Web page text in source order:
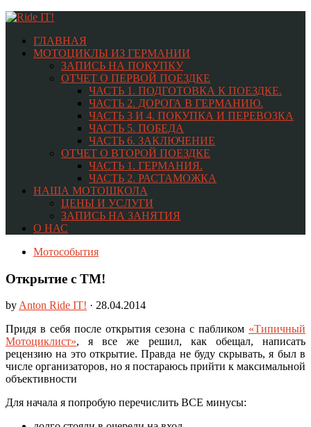
ГЛАВНАЯ
МОТОЦИКЛЫ ИЗ ГЕРМАНИИ
ЗАПИСЬ НА ПОКУПКУ
ОТЧЕТ О ПЕРВОЙ ПОЕЗДКЕ
ЧАСТЬ 1. ПОДГОТОВКА К ПОЕЗДКЕ.
ЧАСТЬ 2. ДОРОГА В ГЕРМАНИЮ.
ЧАСТЬ 3 И 4. ПОКУПКА И ПЕРЕВОЗКА
ЧАСТЬ 5. ПОБЕДА
ЧАСТЬ 6. ЗАКЛЮЧЕНИЕ
ОТЧЕТ О ВТОРОЙ ПОЕЗДКЕ
ЧАСТЬ 1. ГЕРМАНИЯ.
ЧАСТЬ 2. РАСТАМОЖКА
НАША МОТОШКОЛА
ЦЕНЫ И УСЛУГИ
ЗАПИСЬ НА ЗАНЯТИЯ
О НАС
Мотособытия
Открытие с ТМ!
byAnton Ride IT! · 28.04.2014
Придя в себя после открытия сезона с пабликом «Типичный
Мотоциклист», я все же решил, как обещал, написать
рецензию на это открытие. Правда не буду скрывать, я был в
числе организаторов, но я постараюсь прийти к максимальной
объективности
Для начала я попробую перечислить ВСЕ минусы: